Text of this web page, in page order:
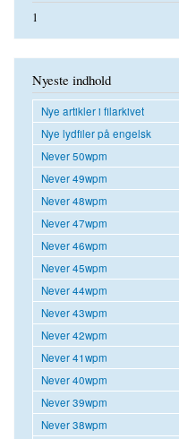
1
Nyeste indhold
Nye artikler i filarkivet
Nye lydfiler på engelsk
Never 50wpm
Never 49wpm
Never 48wpm
Never 47wpm
Never 46wpm
Never 45wpm
Never 44wpm
Never 43wpm
Never 42wpm
Never 41wpm
Never 40wpm
Never 39wpm
Never 38wpm